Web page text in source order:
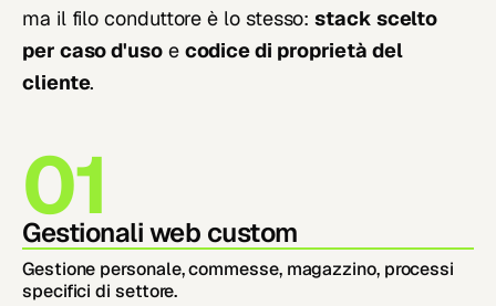
ma il filo conduttore è lo stesso:stack scelto
per caso d'usoe codice di proprietà del
cliente.
01
Gestionali web custom
Gestione personale, commesse, magazzino, processi
specifici di settore.